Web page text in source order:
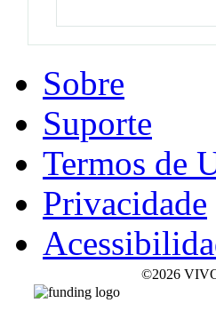
Sobre
Suporte
Termos de
Privacidade
©2026